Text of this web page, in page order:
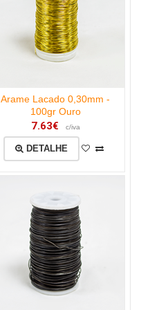
Arame Lacado 0,30mm -
100gr Ouro
7.63€ c/iva
DETALHE